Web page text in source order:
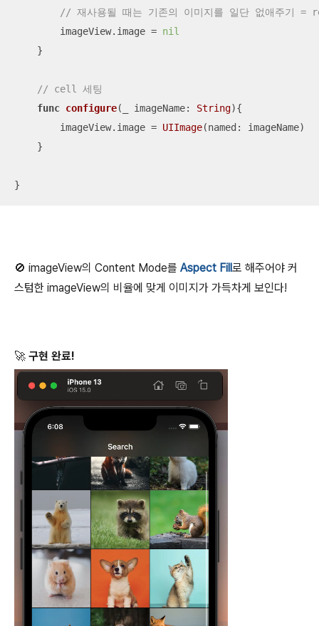
// 재사용될 때는 기존의 이미지를 일단 없애주기 =
        imageView.image
= nil
    }
// cell 세팅
func configure( imageName: String){
        imageView.image
= UIImage(named: imageName)
    }
}
🚫 imageView의 Content Mode를 Aspect Fill로 해주어야 커
스텀한 imageView의 비율에 맞게 이미지가 가득차게 보인다!
🚀 구현 완료!